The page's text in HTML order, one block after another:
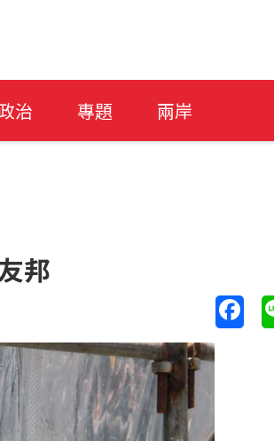
治 專題 兩岸
邦